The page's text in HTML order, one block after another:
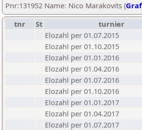
Pnr:131952 Name: Nico Marakovits (
tnr
St turnier
Elozahl per 01.07.2015
Elozahl per 01.10.2015
Elozahl per 01.01.2016
Elozahl per 01.04.2016
Elozahl per 01.07.2016
Elozahl per 01.10.2016
Elozahl per 01.01.2017
Elozahl per 01.04.2017
Elozahl per 01.07.2017